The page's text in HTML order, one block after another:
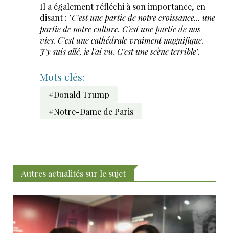
Il a également réfléchi à son importance, en
disant : "C'est une partie de notre croissance... une
partie de notre culture. C'est une partie de nos
vies. C'est une cathédrale vraiment magnifique.
J'y suis allé, je l'ai vu. C'est une scène terrible".
Mots clés:
#Donald Trump
#Notre-Dame de Paris
Autres actualités sur le sujet